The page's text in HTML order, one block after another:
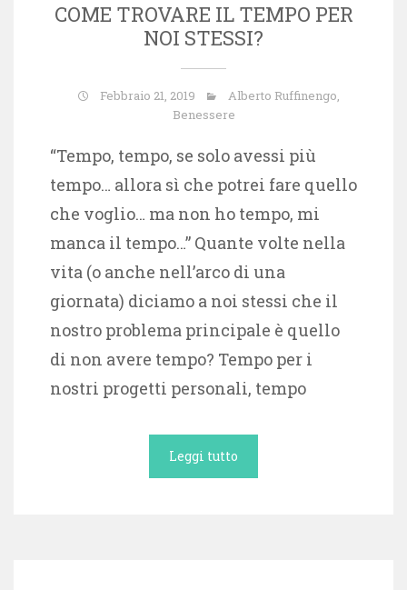
COME TROVARE IL TEMPO PER
NOI STESSI?
Febbraio 21, 2019 Alberto Ruffinengo,
Benessere
“Tempo, tempo, se solo avessi più
tempo… allora sì che potrei fare quello
che voglio… ma non ho tempo, mi
manca il tempo…” Quante volte nella
vita (o anche nell’arco di una
giornata) diciamo a noi stessi che il
nostro problema principale è quello
di non avere tempo? Tempo per i
nostri progetti personali, tempo
Leggi tutto